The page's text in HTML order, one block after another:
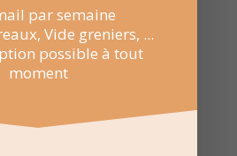
par semaine
Vide greniers, ...
possible à tout
moment